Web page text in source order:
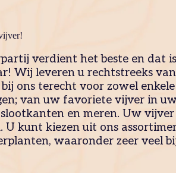
verdient het beste en dat
Wij leveren u rechtstreeks
ons terecht voor zowel
van uw favoriete vijver in
en meren. Uw
U kunt kiezen uit ons
waaronder zeer veel